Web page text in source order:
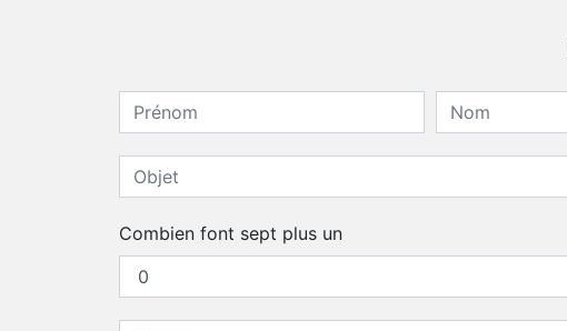
Combien font sept plus un